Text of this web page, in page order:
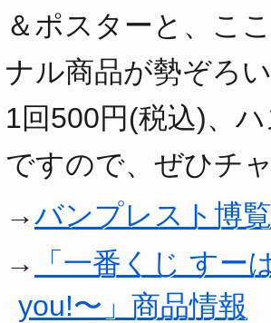
＆ポスターと、こ
ナル商品が勢ぞろ
1回500円(税込)、
ですので、ぜひチ
バンプレスト博
「一番くじ す
you!〜」商品情報